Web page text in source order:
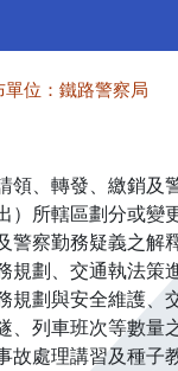
單位：鐵路警察局
領、轉發、繳銷及
）所轄區劃分或變
警察勤務疑義之解
規劃、交通執法策
規劃與安全維護、
、列車班次等數量
處理講習及種子